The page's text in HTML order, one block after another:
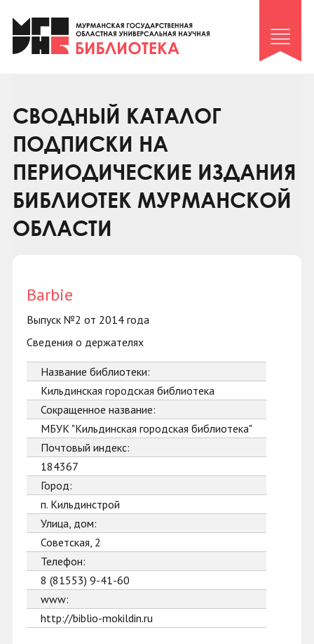
Клуб «Гиря и сельдерей»
Клуб «Семейный архив»
Коллегам
Контакты
СВОДНЫЙ КАТАЛОГ
ПОДПИСКИ НА
ПЕРИОДИЧЕСКИЕ ИЗДАНИЯ
БИБЛИОТЕК МУРМАНСКОЙ
ОБЛАСТИ
Barbie
Выпуск №2 от 2014 года
Сведения о держателях
Название библиотеки:
Кильдинская городская библиотека
Сокращенное название:
МБУК "Кильдинская городская библиотека"
Почтовый индекс:
184367
Город:
п. Кильдинстрой
Улица, дом:
Советская, 2
Телефон:
8 (81553) 9-41-60
www:
http://biblio-mokildin.ru